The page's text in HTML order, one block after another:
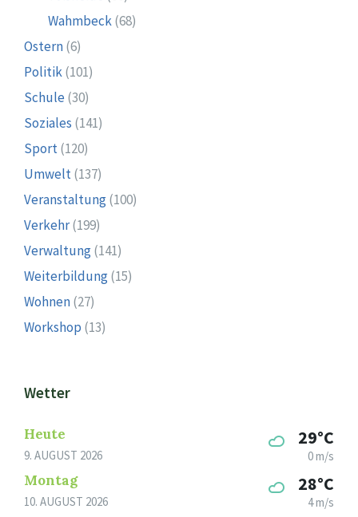
Wahmbeck(68)
Ostern(6)
Politik(101)
Schule (30)
Soziales (141)
Sport(120)
Umwelt(137)
Veranstaltung(100)
Verkehr(199)
Verwaltung(141)
Weiterbildung(15)
Wohnen(27)
Workshop (13)
Wetter
Heute
9. AUGUST 2026
29°C
0 m/s
Montag
10. AUGUST 2026
28°C
4 m/s